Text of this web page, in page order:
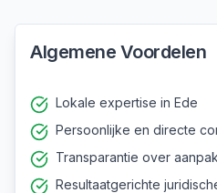
Algemene Voordelen
Lokale expertise in Ede
Persoonlijke en directe
Transparantie over
Resultaatgerichte